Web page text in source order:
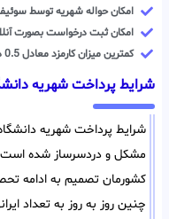
امکان حواله شهریه توسط
امکان ثبت درخواست بصورت
کمترین میزان کارمزد معادل 0.5 درصد
شرایط پرداخت شهریه
شرایط پرداخت شهریه
مشکل و دردسرساز شده است ،
کشورمان تصمیم به ادامه
چنین روز به روز به تعداد